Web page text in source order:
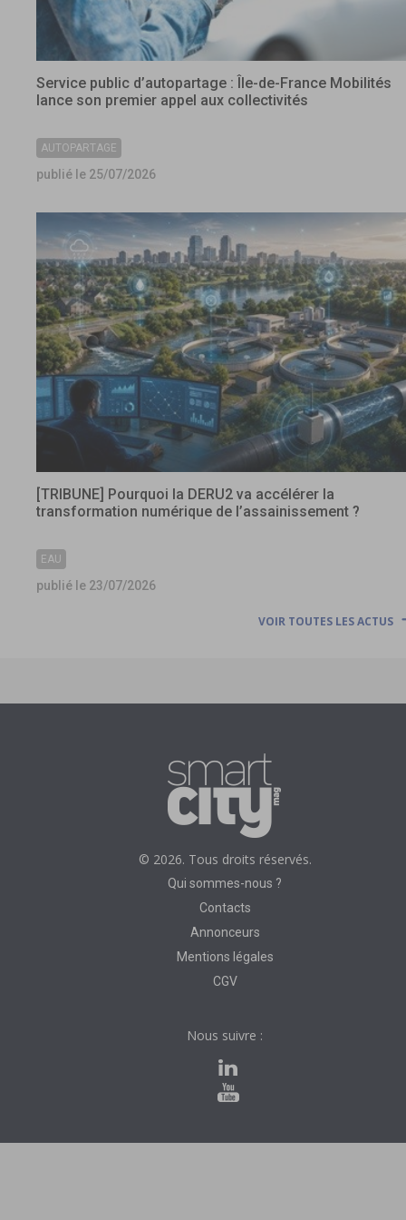
Service public d’autopartage : Île-de-France Mobilités
lance son premier appel aux collectivités
AUTOPARTAGE
publié le 25/07/2026
[TRIBUNE] Pourquoi la DERU2 va accélérer la
transformation numérique de l’assainissement ?
EAU
publié le 23/07/2026
VOIR TOUTES LES ACTUS
© 2026. Tous droits réservés.
Qui sommes-nous ?
Contacts
Annonceurs
Mentions légales
CGV
Nous suivre :